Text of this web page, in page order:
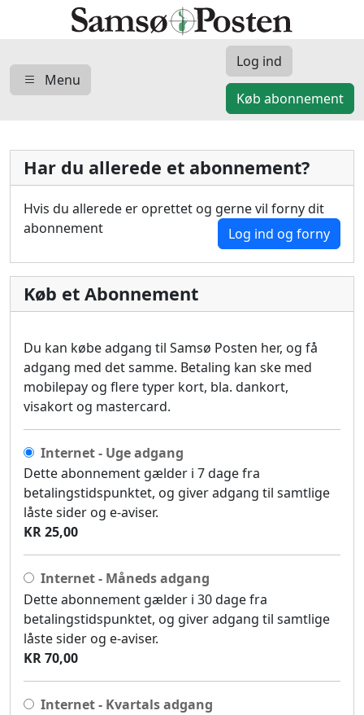
Menu
Log ind
Køb abonnement
Har du allerede et abonnement?
Hvis du allerede er oprettet og gerne vil forny dit
abonnement
Log ind og forny
Køb et Abonnement
Du kan købe adgang til Samsø Posten her, og få
adgang med det samme. Betaling kan ske med
mobilepay og flere typer kort, bla. dankort,
visakort og mastercard.
Internet - Uge adgang
Dette abonnement gælder i 7 dage fra
betalingstidspunktet, og giver adgang til samtlige
låste sider og e-aviser.
KR 25,00
Internet - Måneds adgang
Dette abonnement gælder i 30 dage fra
betalingstidspunktet, og giver adgang til samtlige
låste sider og e-aviser.
KR 70,00
Internet - Kvartals adgang